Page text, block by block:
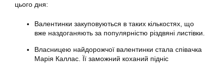
цього дня:
Валентинки закуповуються в таких кількостях, що
вже наздоганяють за популярністю різдвяні листівки.
Власницею найдорожчої валентинки стала співачка
Марія Каллас. Її заможний коханий підніс